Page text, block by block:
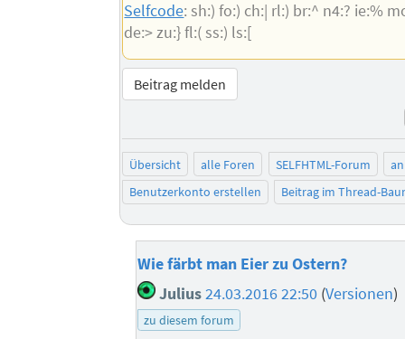
Selfcode: sh:) fo:) ch:| rl:) br:^ n4:? ie:%
de:> zu:} fl:( ss:) ls:[
Beitrag melden
Übersicht alle Foren SELFHTML-Forum
Benutzerkonto erstellen
Beitrag im Thread-
Wie färbt man Eier zu Ostern?
Julius24.03.2016 22:50 (Versionen)
zu diesem forum